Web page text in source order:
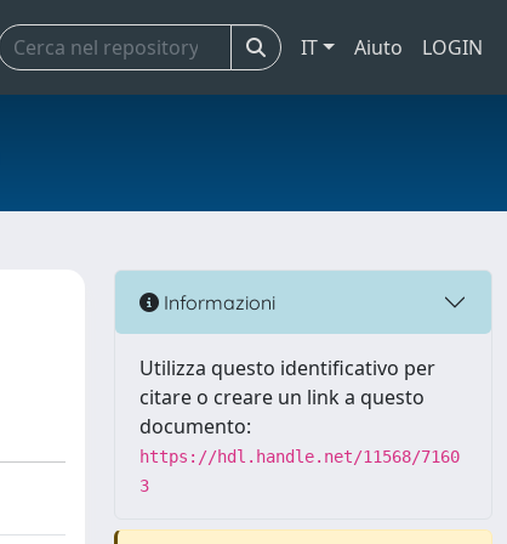
IT Aiuto LOGIN
Informazioni
Utilizza questo identificativo per
citare o creare un link a questo
documento:
https://hdl.handle.net/11568/7160
3